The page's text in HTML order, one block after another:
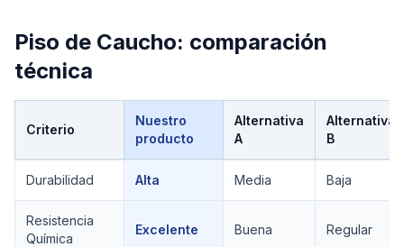
Piso de Caucho: comparación
técnica
Criterio
Nuestro
producto
Alternativa
A
Alternativa
B
Durabilidad Alta Media Baja
Resistencia
Química
Excelente Buena Regular